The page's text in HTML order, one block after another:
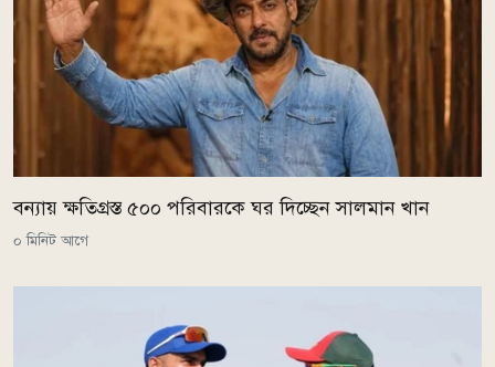
বন্যায় ক্ষতিগ্রস্ত ৫০০ পরিবারকে ঘর দিচ্ছেন সালমান খান
০ মিনিট আগে